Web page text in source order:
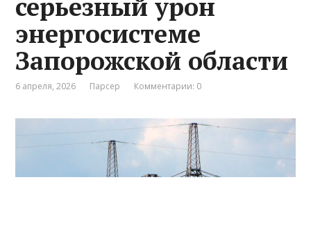
серьезный урон
энергосистеме
Запорожской области
6 апреля, 2026 Парсер Комментарии: 0